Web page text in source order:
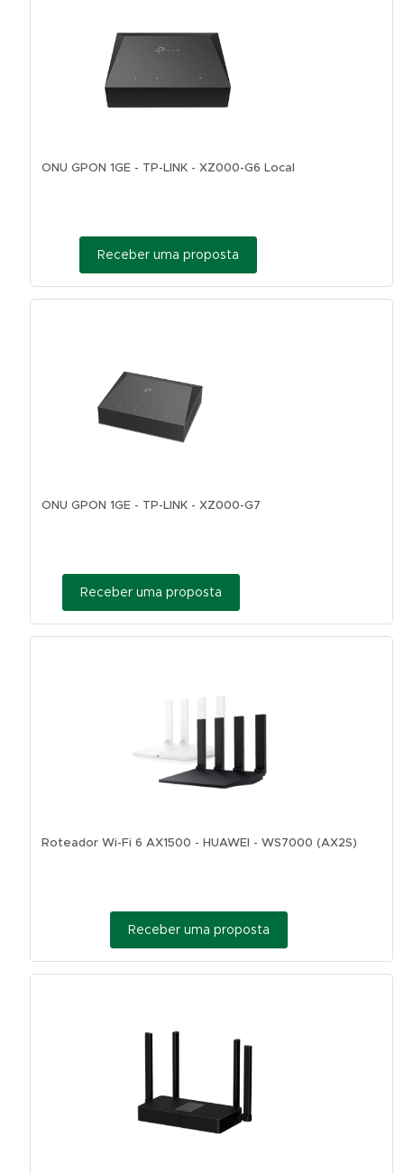
ONU GPON 1GE - TP-LINK - XZ000-G6 Local
Receber uma proposta
ONU GPON 1GE - TP-LINK - XZ000-G7
Receber uma proposta
Roteador Wi-Fi 6 AX1500 - HUAWEI - WS7000 (AX2S)
Receber uma proposta